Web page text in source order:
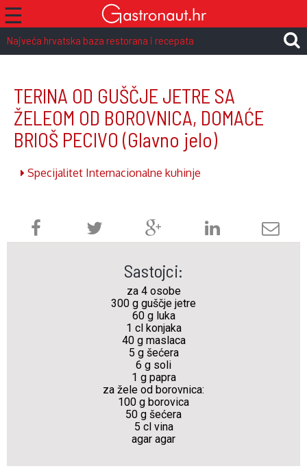
☰
Najveća hrvatska baza restorana i recepata
TERINA OD GUŠČJE JETRE SA
ŽELEOM OD BOROVNICA, DOMAĆE
BRIOŠ PECIVO (Glavno jelo)
Specijalitet Internacionalne kuhinje
Sastojci:
za 4 osobe
300 g guščje jetre
60 g luka
1 cl konjaka
40 g maslaca
5 g šećera
6 g soli
1 g papra
za žele od borovnica:
100 g borovica
50 g šećera
5 cl vina
agar agar